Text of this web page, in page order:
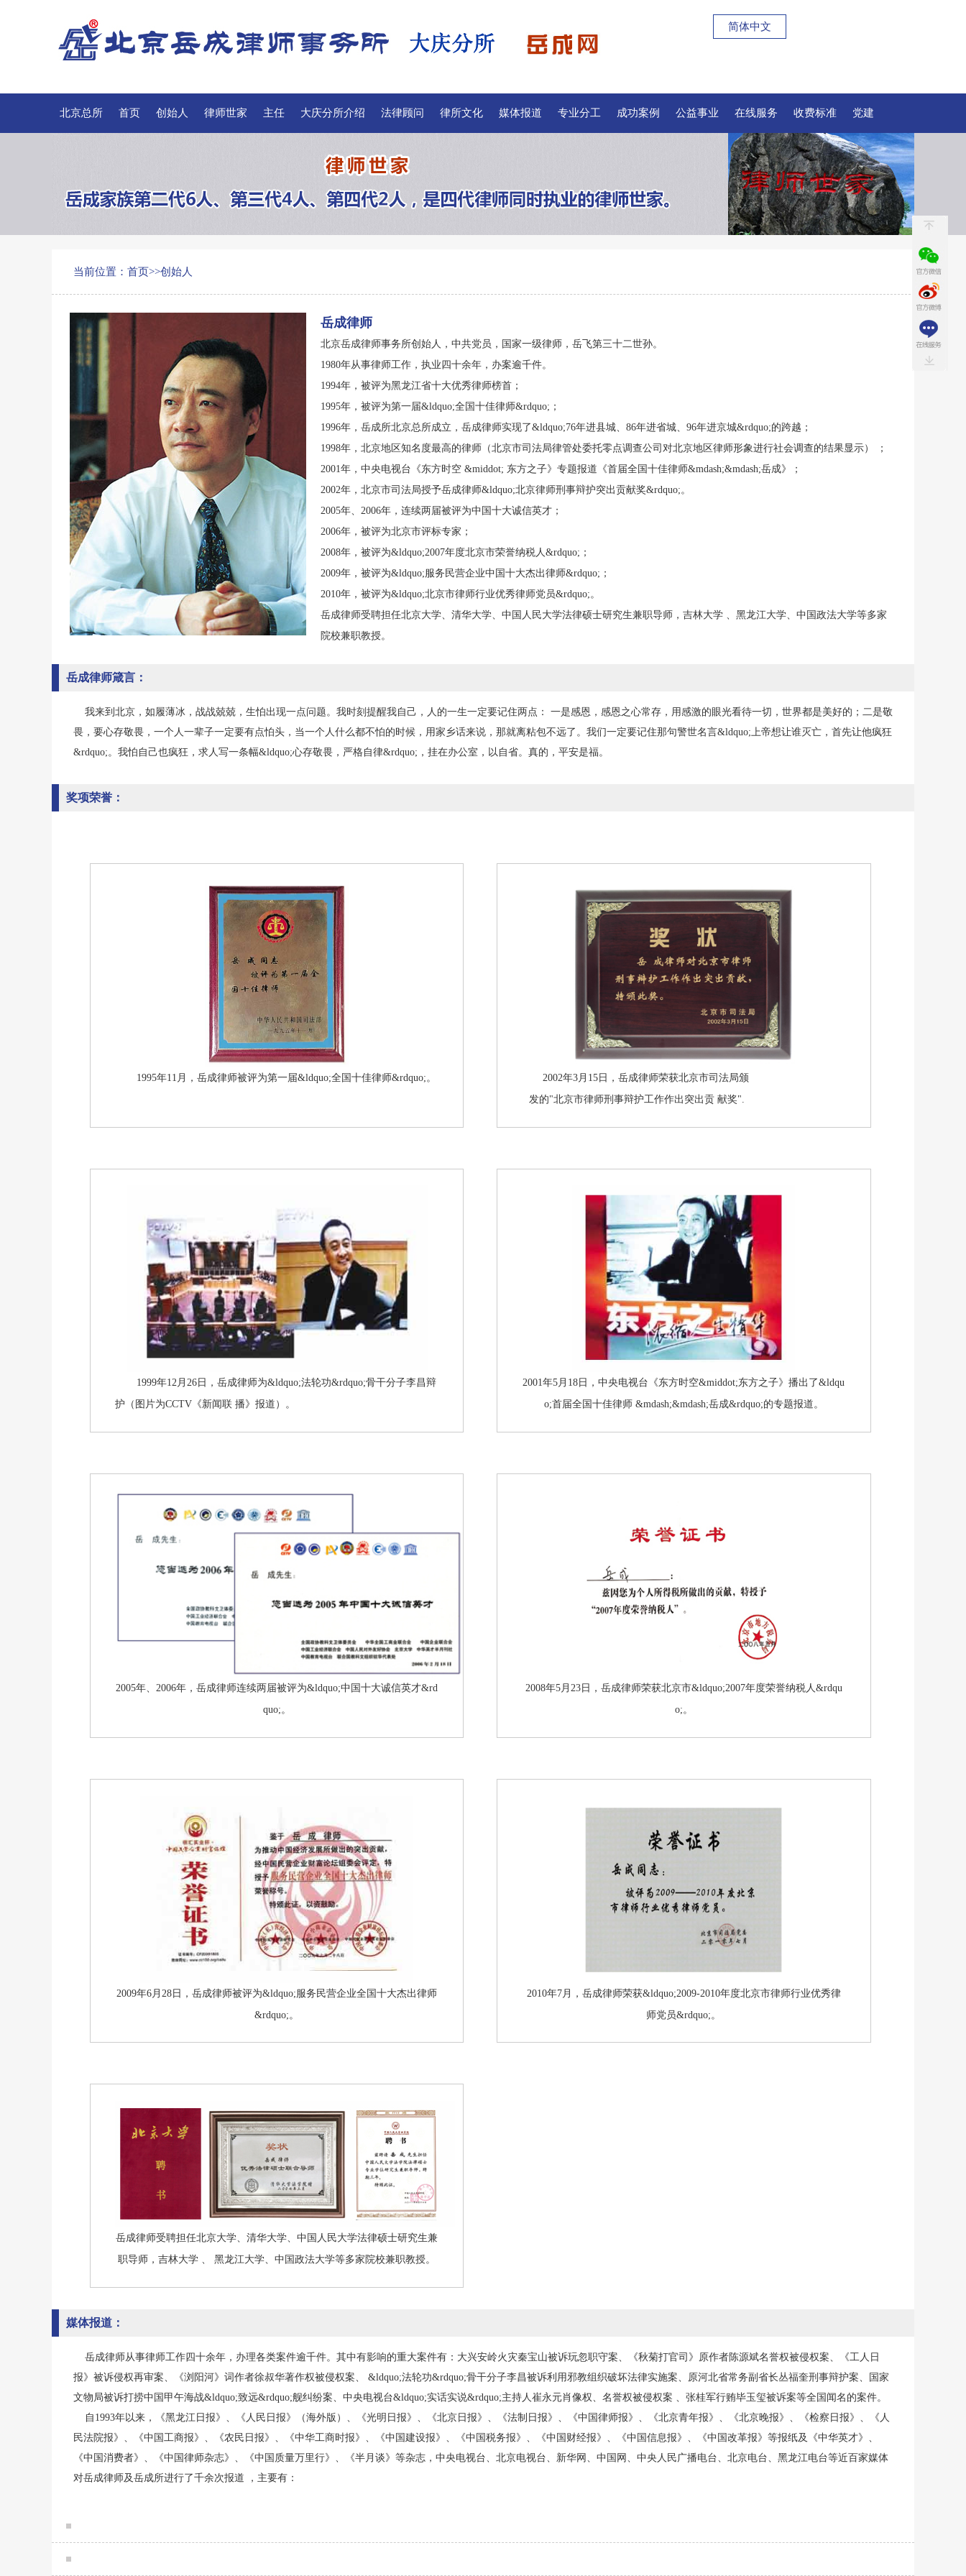
简体中文
北京总所 首页 创始人 律师世家 主任 大庆分所介绍 法律顾问 律所文化 媒体报道 专业分工 成功案例 公益事业 在线服务 收费标准 党建
当前位置： 首页>>创始人
岳成律师
北京岳成律师事务所创始人，中共党员，国家一级律师，岳飞第三十二世孙。
1980年从事律师工作，执业四十余年，办案逾千件。
1994年，被评为黑龙江省十大优秀律师榜首；
1995年，被评为第一届&ldquo;全国十佳律师&rdquo;；
1996年，岳成所北京总所成立，岳成律师实现了&ldquo;76年进县城、86年进省城、96年进京城&rdquo;的跨越；
1998年，北京地区知名度最高的律师（北京市司法局律管处委托零点调查公司对北京地区律师形象进行社会调查的结果显示） ；
2001年，中央电视台《东方时空 &middot; 东方之子》专题报道《首届全国十佳律师&mdash;&mdash;岳成》；
2002年，北京市司法局授予岳成律师&ldquo;北京律师刑事辩护突出贡献奖&rdquo;。
2005年、2006年，连续两届被评为中国十大诚信英才；
2006年，被评为北京市评标专家；
2008年，被评为&ldquo;2007年度北京市荣誉纳税人&rdquo;；
2009年，被评为&ldquo;服务民营企业中国十大杰出律师&rdquo;；
2010年，被评为&ldquo;北京市律师行业优秀律师党员&rdquo;。
岳成律师受聘担任北京大学、清华大学、中国人民大学法律硕士研究生兼职导师，吉林大学 、黑龙江大学、中国政法大学等多家
院校兼职教授。
岳成律师箴言：
我来到北京，如履薄冰，战战兢兢，生怕出现一点问题。我时刻提醒我自己，人的一生一定要记住两点： 一是感恩，感恩之心常存，用感激的眼光看待一切，世界都是美好的；二是敬
畏，要心存敬畏，一个人一辈子一定要有点怕头，当一个人什么都不怕的时候，用家乡话来说，那就离粘包不远了。我们一定要记住那句警世名言&ldquo;上帝想让谁灭亡，首先让他疯狂
&rdquo;。我怕自己也疯狂，求人写一条幅&ldquo;心存敬畏，严格自律&rdquo;，挂在办公室，以自省。真的，平安是福。
奖项荣誉：
1995年11月，岳成律师被评为第一届&ldquo;全国十佳律师&rdquo;。
2002年3月15日，岳成律师荣获北京市司法局颁
发的"北京市律师刑事辩护工作作出突出贡 献奖".
1999年12月26日，岳成律师为&ldquo;法轮功&rdquo;骨干分子李昌辩
护（图片为CCTV《新闻联 播》报道）。
2001年5月18日，中央电视台《东方时空&middot;东方之子》播出了&ldqu
o;首届全国十佳律师 &mdash;&mdash;岳成&rdquo;的专题报道。
2005年、2006年，岳成律师连续两届被评为&ldquo;中国十大诚信英才&rd
quo;。
2008年5月23日，岳成律师荣获北京市&ldquo;2007年度荣誉纳税人&rdqu
o;。
2009年6月28日，岳成律师被评为&ldquo;服务民营企业全国十大杰出律师
&rdquo;。
2010年7月，岳成律师荣获&ldquo;2009-2010年度北京市律师行业优秀律
师党员&rdquo;。
岳成律师受聘担任北京大学、清华大学、中国人民大学法律硕士研究生兼
职导师，吉林大学 、 黑龙江大学、中国政法大学等多家院校兼职教授。
媒体报道：
岳成律师从事律师工作四十余年，办理各类案件逾千件。其中有影响的重大案件有：大兴安岭火灾秦宝山被诉玩忽职守案、《秋菊打官司》原作者陈源斌名誉权被侵权案、《工人日
报》被诉侵权再审案、《浏阳河》词作者徐叔华著作权被侵权案、 &ldquo;法轮功&rdquo;骨干分子李昌被诉利用邪教组织破坏法律实施案、原河北省常务副省长丛福奎刑事辩护案、国家
文物局被诉打捞中国甲午海战&ldquo;致远&rdquo;舰纠纷案、中央电视台&ldquo;实话实说&rdquo;主持人崔永元肖像权、名誉权被侵权案 、张桂军行贿毕玉玺被诉案等全国闻名的案件。
自1993年以来，《黑龙江日报》、《人民日报》（海外版）、《光明日报》、《北京日报》、《法制日报》、《中国律师报》、《北京青年报》、《北京晚报》、《检察日报》、《人
民法院报》、《中国工商报》、《农民日报》、《中华工商时报》、《中国建设报》、《中国税务报》、《中国财经报》、《中国信息报》、《中国改革报》等报纸及《中华英才》、
《中国消费者》、《中国律师杂志》、《中国质量万里行》、《半月谈》等杂志，中央电视台、北京电视台、新华网、中国网、中央人民广播电台、北京电台、黑龙江电台等近百家媒体
对岳成律师及岳成所进行了千余次报道 ，主要有：